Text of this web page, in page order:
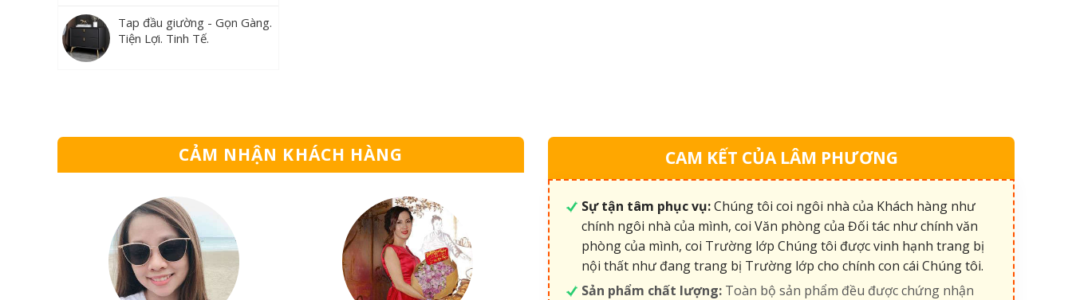
Tap đầu giường - Gọn Gàng.
Tiện Lợi. Tinh Tế.
CẢM NHẬN KHÁCH HÀNG CAM KẾT CỦA LÂM PHƯƠNG
Sự tận tâm phục vụ:Chúng tôi coi ngôi nhà của Khách hàng như
chính ngôi nhà của mình, coi Văn phòng của Đối tác như chính văn
phòng của mình, coi Trường lớp Chúng tôi được vinh hạnh trang bị
nội thất như đang trang bị Trường lớp cho chính con cái Chúng tôi.
Sản phẩm chất lượng: Toàn bộ sản phẩm đều được chứng nhận